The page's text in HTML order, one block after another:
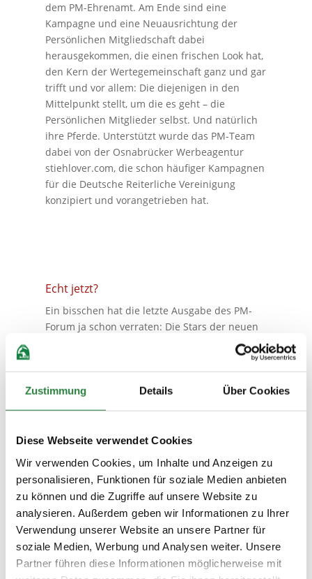
Zustimmung Details Über Cookies
Diese Webseite verwendet Cookies
Wir verwenden Cookies, um Inhalte und Anzeigen zu
personalisieren, Funktionen für soziale Medien anbieten
zu können und die Zugriffe auf unsere Website zu
analysieren. Außerdem geben wir Informationen zu Ihrer
Verwendung unserer Website an unsere Partner für
soziale Medien, Werbung und Analysen weiter. Unsere
Partner führen diese Informationen möglicherweise mit
dem PM-Ehrenamt. Am Ende sind eine
Kampagne und eine Neuausrichtung der
Persönlichen Mitgliedschaft dabei
herausgekommen, die einen frischen Look hat,
den Kern der Wertegemeinschaft ganz und gar
trifft und vor allem: Die diejenigen in den
Mittelpunkt stellt, um die es geht – die
Persönlichen Mitglieder selbst. Und natürlich
ihre Pferde. Unterstützt wurde das PM-Team
dabei von der Osnabrücker Werbeagentur
stiehlover.com, die schon häufiger Kampagnen
für die Deutsche Reiterliche Vereinigung
konzipiert und vorangetrieben hat.
Echt jetzt?
Ein bisschen hat die letzte Ausgabe des PM-
Forum ja schon verraten: Die Stars der neuen
Kampagne der Persönlichen Mitglieder sind …
die Persönlichen Mitglieder. „Die Resonanz auf
unseren Casting-Aufruf hat uns komplett
überwältigt“, sagt Katja Möllerherm aus dem
Warendorfer PM-Team. „Insgesamt erreichten
Postfach voll von tollen Motiven, die das Thema
trafen, als es jedes Shooting hätte abbilden
können.“
Hintergrund der Idee: Bei den Persönlichen
Mitgliedern soll alles „echt“ sein. Keine
Werbefotos, keine Werbetexte. Stattdessen
echte Bilder und echte Aussagen. Die